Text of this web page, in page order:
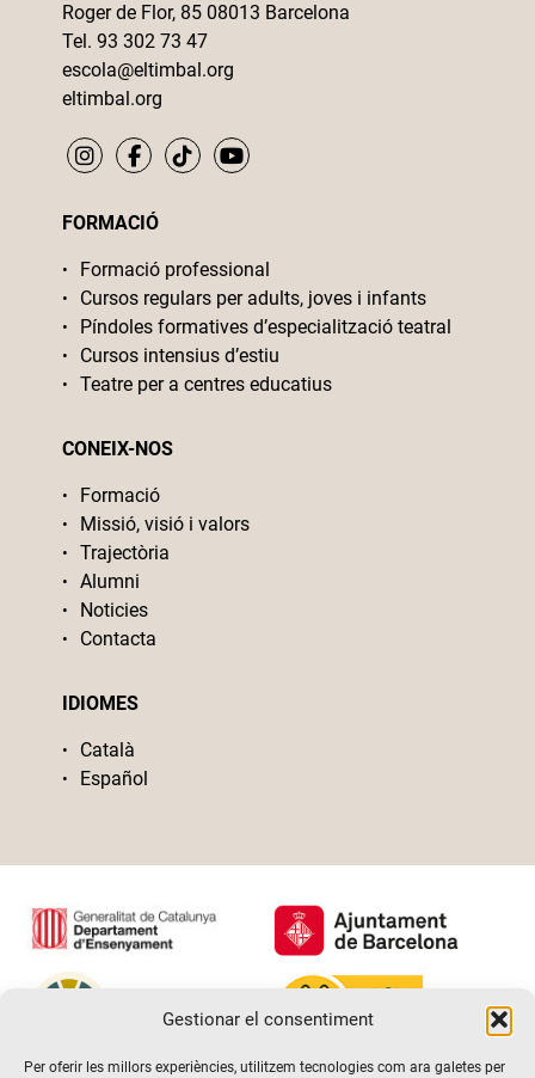
Gestionar el consentiment
Per oferir les millors experiències, utilitzem tecnologies com ara galetes per
Roger de Flor, 85 08013 Barcelona
Tel. 93 302 73 47
escola@eltimbal.org
eltimbal.org
FORMACIÓ
Formació professional
Cursos regulars per adults, joves i infants
Píndoles formatives d’especialització teatral
Cursos intensius d’estiu
Teatre per a centres educatius
CONEIX-NOS
Formació
Missió, visió i valors
Trajectòria
Alumni
Noticies
Contacta
IDIOMES
Català
Español